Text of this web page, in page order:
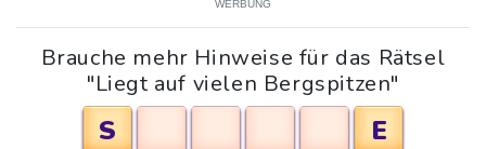
WERBUNG
Brauche mehr Hinweise für das Rätsel
"Liegt auf vielen Bergspitzen"
S E